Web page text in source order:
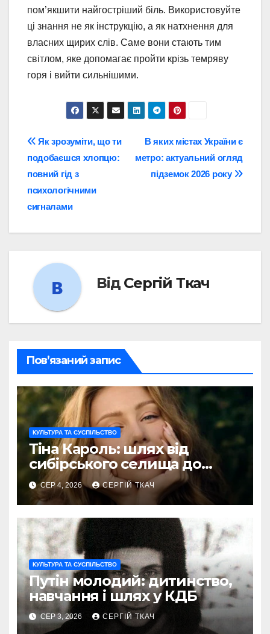
пом’якшити найгостріший біль. Використовуйте
ці знання не як інструкцію, а як натхнення для
власних щирих слів. Саме вони стають тим
світлом, яке допомагає пройти крізь темряву
горя і вийти сильнішими.
Навігація
записів
В яких містах України є
метро: актуальний огляд
підземок 2026 року
Як зрозуміти, що ти
подобаєшся хлопцю:
повний гід з
психологічними
сигналами
Від Сергій Ткач
Пов’язаний запис
КУЛЬТУРА ТА СУСПІЛЬСТВО
Тіна Кароль: шлях від
сибірського селища до
голосу України
СЕР 4, 2026 СЕРГІЙ ТКАЧ
КУЛЬТУРА ТА СУСПІЛЬСТВО
Путін молодий: дитинство,
навчання і шлях у КДБ
СЕР 3, 2026 СЕРГІЙ ТКАЧ